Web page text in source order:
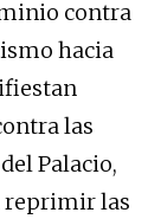
contra
hacia
las
Palacio,
reprimir las